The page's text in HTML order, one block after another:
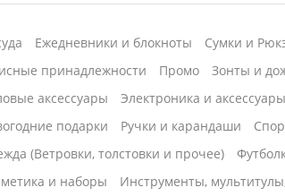
Ежедневники и блокноты Сумки и
принадлежности
Промо
Зонты и
аксессуары
Электроника и аксессуары
подарки
Ручки и карандаши
(Ветровки, толстовки и прочее)
и наборы
Инструменты,